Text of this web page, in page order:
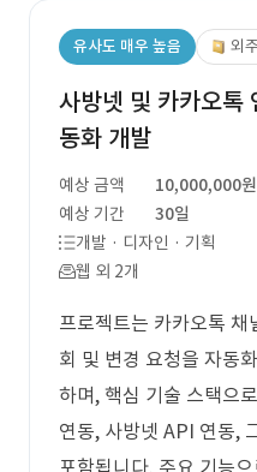
유사도 매우 높음 외주
사방넷 및 카카오톡
동화 개발
예상 금액
10,000,000원
예상 기간
30일
개발 · 디자인 · 기획
웹 외 2개
프로젝트는 카카오톡 채
회 및 변경 요청을 자동
하며, 핵심 기술 스택으
연동, 사방넷 API 연동,
포함됩니다. 주요 기능